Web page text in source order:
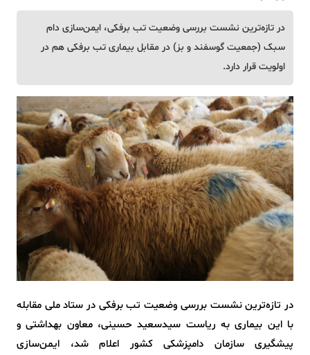
در تازه‌ترین نشست بررسی وضعیت تب برفکی، ایمن‌سازی دام
سبک (جمعیت گوسفند و بز) در مقابل بیماری تب برفکی هم در
اولویت قرار دارد.
در تازه‌ترین نشست بررسی وضعیت تب برفکی در ستاد ملی مقابله
با این بیماری به ریاست سیدسعید حسینی، معاون بهداشتی و
پیشگیری سازمان دامپزشکی کشور اعلام شد، ایمن‌سازی